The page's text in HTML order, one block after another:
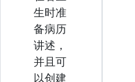
生时准
备病历
讲述，
并且可
以创建